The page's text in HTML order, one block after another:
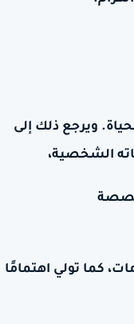
ويرجع ذلك إلى
الشخصية،
كما تولي اهتمامًا